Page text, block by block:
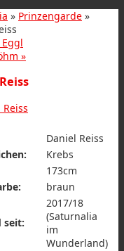
» Prinzengarde »
»
Daniel Reiss
Krebs
173cm
braun
seit:
2017/18
(Saturnalia
im
Wunderland)